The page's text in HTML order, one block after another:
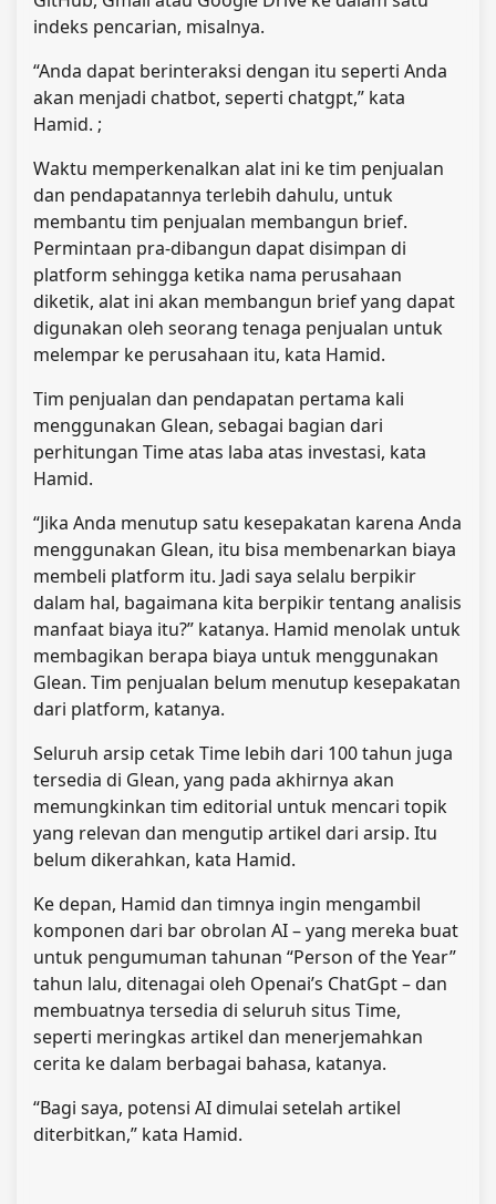
indeks pencarian, misalnya.
“Anda dapat berinteraksi dengan itu seperti Anda
akan menjadi chatbot, seperti chatgpt,” kata
Hamid. ;
Waktu memperkenalkan alat ini ke tim penjualan
dan pendapatannya terlebih dahulu, untuk
membantu tim penjualan membangun brief.
Permintaan pra-dibangun dapat disimpan di
platform sehingga ketika nama perusahaan
diketik, alat ini akan membangun brief yang dapat
digunakan oleh seorang tenaga penjualan untuk
melempar ke perusahaan itu, kata Hamid.
Tim penjualan dan pendapatan pertama kali
menggunakan Glean, sebagai bagian dari
perhitungan Time atas laba atas investasi, kata
Hamid.
“Jika Anda menutup satu kesepakatan karena Anda
menggunakan Glean, itu bisa membenarkan biaya
membeli platform itu. Jadi saya selalu berpikir
dalam hal, bagaimana kita berpikir tentang analisis
manfaat biaya itu?” katanya. Hamid menolak untuk
membagikan berapa biaya untuk menggunakan
Glean. Tim penjualan belum menutup kesepakatan
dari platform, katanya.
Seluruh arsip cetak Time lebih dari 100 tahun juga
tersedia di Glean, yang pada akhirnya akan
memungkinkan tim editorial untuk mencari topik
yang relevan dan mengutip artikel dari arsip. Itu
belum dikerahkan, kata Hamid.
Ke depan, Hamid dan timnya ingin mengambil
komponen dari bar obrolan AI – yang mereka buat
untuk pengumuman tahunan “Person of the Year”
tahun lalu, ditenagai oleh Openai’s ChatGpt – dan
membuatnya tersedia di seluruh situs Time,
seperti meringkas artikel dan menerjemahkan
cerita ke dalam berbagai bahasa, katanya.
“Bagi saya, potensi AI dimulai setelah artikel
diterbitkan,” kata Hamid.